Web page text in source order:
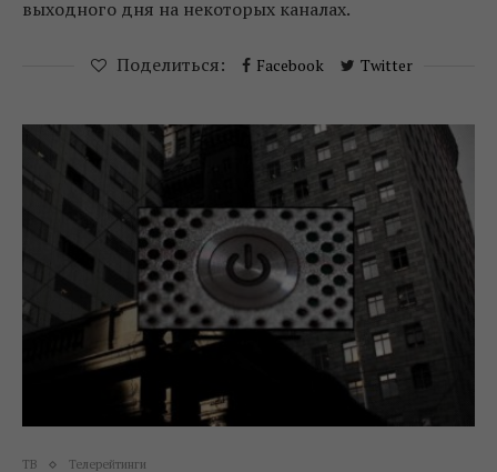
выходного дня на некоторых каналах.
Поделиться: Facebook Twitter
ТВ Телерейтинги